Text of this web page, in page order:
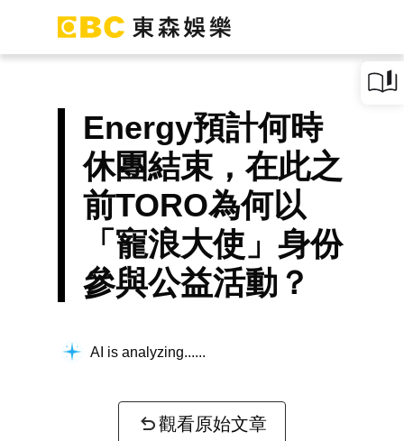
Energy預計何時
休團結束，在此之
前TORO為何以
「寵浪大使」身份
參與公益活動？
AI is analyzing...
觀看原始文章